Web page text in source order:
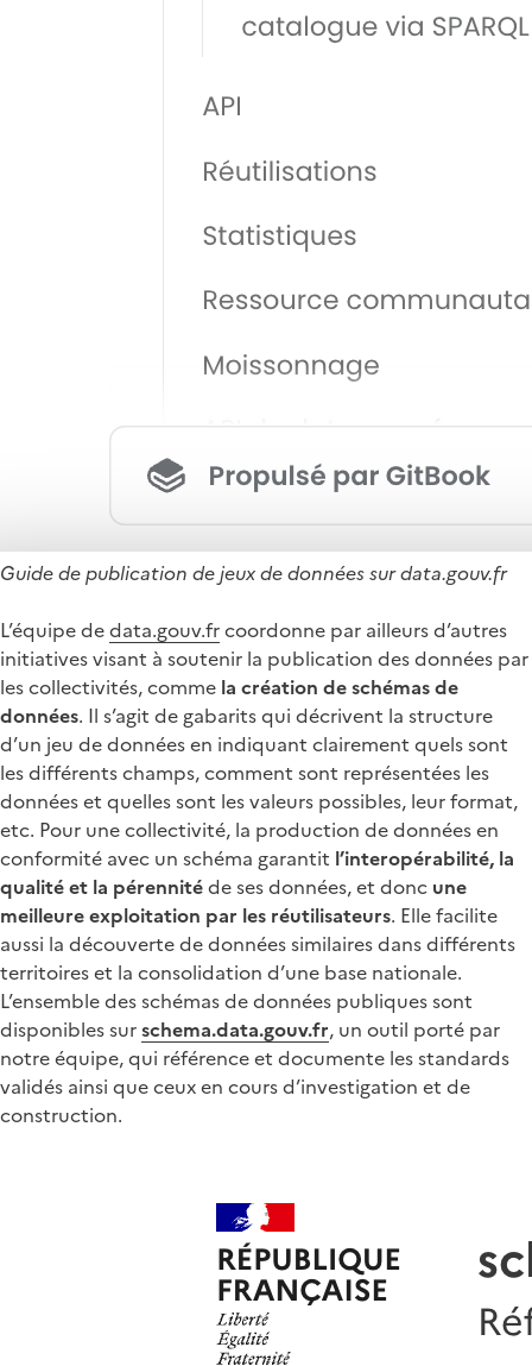
Guide de publication de jeux de données sur data.gouv.fr
L’équipe dedata.gouv.frcoordonne par ailleurs d’autres
initiatives visant à soutenir la publication des données par
les collectivités, comme la création de schémas de
données. Il s’agit de gabarits qui décrivent la structure
d’un jeu de données en indiquant clairement quels sont
les différents champs, comment sont représentées les
données et quelles sont les valeurs possibles, leur format,
etc. Pour une collectivité, la production de données en
conformité avec un schéma garantit l’interopérabilité, la
qualité et la pérennitéde ses données, et donc une
meilleure exploitation par les réutilisateurs. Elle facilite
aussi la découverte de données similaires dans différents
territoires et la consolidation d’une base nationale.
L’ensemble des schémas de données publiques sont
disponibles surschema.data.gouv.fr, un outil porté par
notre équipe, qui référence et documente les standards
validés ainsi que ceux en cours d’investigation et de
construction.